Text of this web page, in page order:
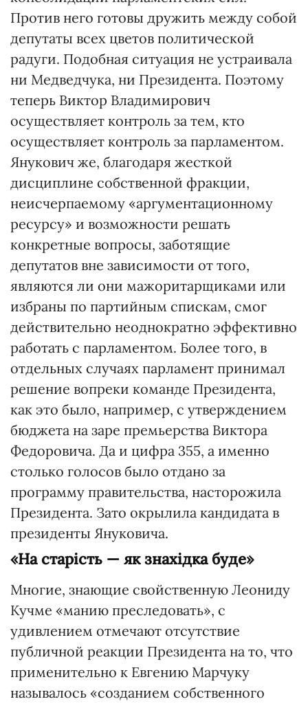
Против него готовы дружить между собой
депутаты всех цветов политической
радуги. Подобная ситуация не устраивала
ни Медведчука, ни Президента. Поэтому
теперь Виктор Владимирович
осуществляет контроль за тем, кто
осуществляет контроль за парламентом.
Янукович же, благодаря жесткой
дисциплине собственной фракции,
неисчерпаемому «аргументационному
ресурсу» и возможности решать
конкретные вопросы, заботящие
депутатов вне зависимости от того,
являются ли они мажоритарщиками или
избраны по партийным спискам, смог
действительно неоднократно эффективно
работать с парламентом. Более того, в
отдельных случаях парламент принимал
решение вопреки команде Президента,
как это было, например, с утверждением
бюджета на заре премьерства Виктора
Федоровича. Да и цифра 355, а именно
столько голосов было отдано за
программу правительства, насторожила
Президента. Зато окрылила кандидата в
президенты Януковича.
«На старість — як знахідка буде»
Многие, знающие свойственную Леониду
Кучме «манию преследовать», с
удивлением отмечают отсутствие
публичной реакции Президента на то, что
применительно к Евгению Марчуку
называлось «созданием собственного